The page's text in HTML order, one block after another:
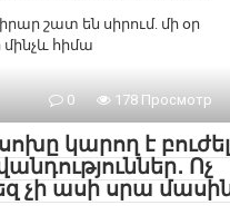
շատ են սիրում. մի օր
մինչև հիմա
0 178 Просмотр
կարող է բուժել
Ոչ
չի ասի սրա